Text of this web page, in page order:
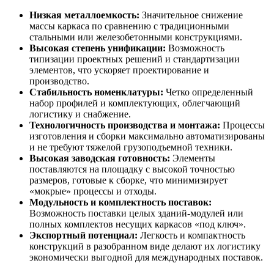
Низкая металлоемкость: Значительное снижение
массы каркаса по сравнению с традиционными
стальными или железобетонными конструкциями.
Высокая степень унификации: Возможность
типизации проектных решений и стандартизации
элементов, что ускоряет проектирование и
производство.
Стабильность номенклатуры: Четко определенный
набор профилей и комплектующих, облегчающий
логистику и снабжение.
Технологичность производства и монтажа: Процессы
изготовления и сборки максимально автоматизированы
и не требуют тяжелой грузоподъемной техники.
Высокая заводская готовность: Элементы
поставляются на площадку с высокой точностью
размеров, готовые к сборке, что минимизирует
«мокрые» процессы и отходы.
Модульность и комплектность поставок:
Возможность поставки целых зданий-модулей или
полных комплектов несущих каркасов «под ключ».
Экспортный потенциал: Легкость и компактность
конструкций в разобранном виде делают их логистику
экономически выгодной для международных поставок.